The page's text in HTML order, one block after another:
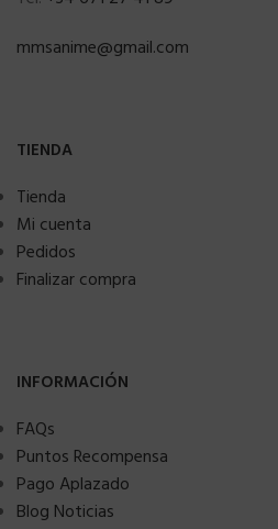
mmsanime@gmail.com
TIENDA
Tienda
Mi cuenta
Pedidos
Finalizar compra
INFORMACIÓN
FAQs
Puntos Recompensa
Pago Aplazado
Blog Noticias